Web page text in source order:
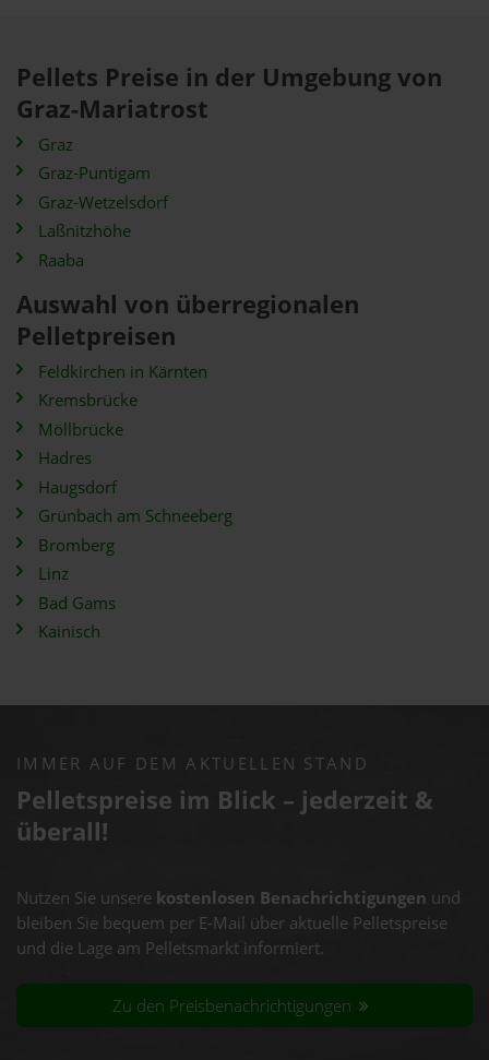
Pellets Preise in der Umgebung von
Graz-Mariatrost
Graz
Graz-Puntigam
Graz-Wetzelsdorf
Laßnitzhöhe
Raaba
Auswahl von überregionalen
Pelletpreisen
Feldkirchen in Kärnten
Kremsbrücke
Möllbrücke
Hadres
Haugsdorf
Grünbach am Schneeberg
Bromberg
Linz
Bad Gams
Kainisch
IMMER AUF DEM AKTUELLEN STAND
Pelletspreise im Blick – jederzeit &
überall!
Nutzen Sie unsere kostenlosen Benachrichtigungen und
bleiben Sie bequem per E-Mail über aktuelle Pelletspreise
und die Lage am Pelletsmarkt informiert.
Zu den Preisbenachrichtigungen